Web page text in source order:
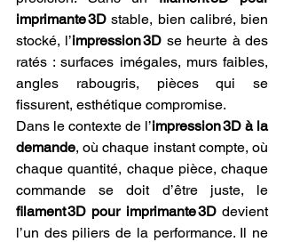
imprimante 3D stable, bien calibré, bien
stocké, l’impression 3D se heurte à des
ratés : surfaces imégales, murs faibles,
angles rabougris, pièces qui se
fissurent, esthétique compromise.
Dans le contexte de l’impression 3D à la
demande, où chaque instant compte, où
chaque quantité, chaque pièce, chaque
filament 3D pour imprimante 3D devient
l’un des piliers de la performance. Il ne